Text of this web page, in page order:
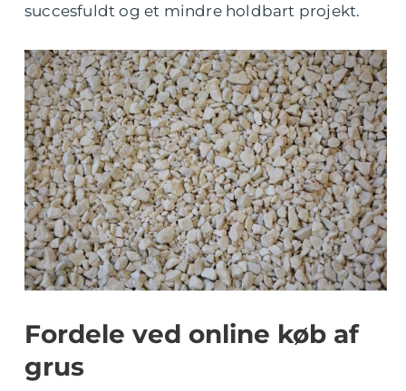
succesfuldt og et mindre holdbart projekt.
Fordele ved online køb af
grus